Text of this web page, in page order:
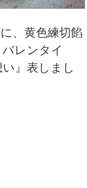
、黄色練切餡
レンタイ
』表しまし